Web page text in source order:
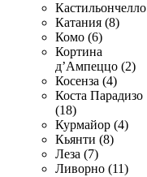
Катания (8)
Комо (6)
Кортина
д’Ампеццо (2)
Косенза (4)
Коста Парадизо
(18)
Курмайор (4)
Кьянти (8)
Леза (7)
Ливорно (11)